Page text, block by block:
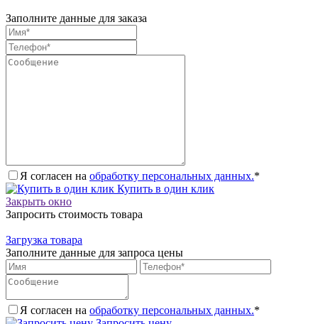
Заполните данные для заказа
Я согласен на обработку персональных данных.*
Купить в один клик
Закрыть окно
Запросить стоимость товара
Загрузка товара
Заполните данные для запроса цены
Я согласен на обработку персональных данных.*